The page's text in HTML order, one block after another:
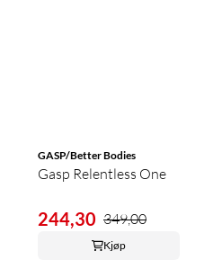
GASP/Better Bodies
Gasp Relentless One
244,30 349,00
Kjøp